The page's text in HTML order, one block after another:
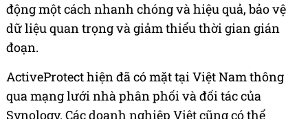
động một cách nhanh chóng và hiệu quả, bảo vệ
dữ liệu quan trọng và giảm thiểu thời gian gián
đoạn.
ActiveProtect hiện đã có mặt tại Việt Nam thông
qua mạng lưới nhà phân phối và đối tác của
Synology. Các doanh nghiệp Việt cũng có thể